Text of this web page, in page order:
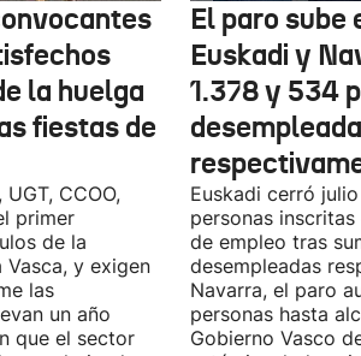
la huelga
fiestas de
CCOO,
primer
de la
y exigen
las
un año
que el sector
El paro sube
Euskadi y
1.378 y 534
Euskadi cerró
personas
de empleo tras
desempleadas
Navarra, el paro
personas hasta
Gobierno Vasco